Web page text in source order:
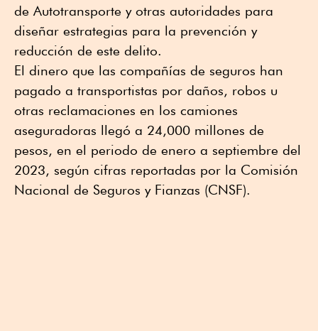
de Autotransporte y otras autoridades para
diseñar estrategias para la prevención y
reducción de este delito.
El dinero que las compañías de seguros han
pagado a transportistas por daños, robos u
otras reclamaciones en los camiones
aseguradoras llegó a 24,000 millones de
pesos, en el periodo de enero a septiembre del
2023, según cifras reportadas por la Comisión
Nacional de Seguros y Fianzas (CNSF).